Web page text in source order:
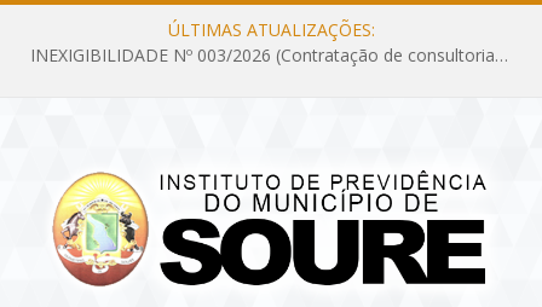
ÚLTIMAS ATUALIZAÇÕES:
INEXIGIBILIDADE Nº 003/2026 (Contratação de consultoria previdenciária com finalidade de obtenção do CRP, confecção dos demonstrativos previdenciários DAIR, DIPR e DPIN, preparar e alimentar o CADPREV, em atendimento às demandas do Instituto de Previdência dos Servidores do Município de Soure – IPSMS, por um período de 10 (dez) meses)